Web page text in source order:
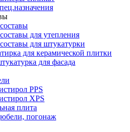
для утепления
для штукатурки
для керамической плитки
для фасада
PPS
XPS
плита
погонаж